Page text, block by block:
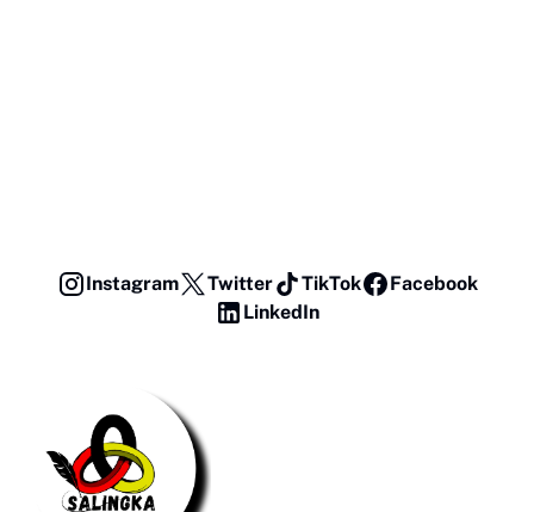
Instagram Twitter TikTok
Facebook
LinkedIn